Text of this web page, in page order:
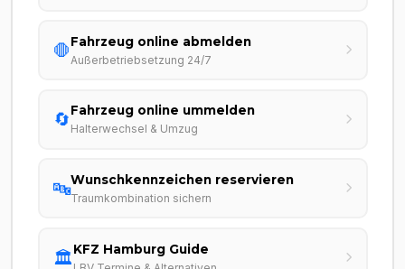
🛑Fahrzeug online abmelden
Außerbetriebsetzung 24/7
🔄Fahrzeug online ummelden
Halterwechsel & Umzug
🔤Wunschkennzeichen reservieren
Traumkombination sichern
🏛️KFZ Hamburg Guide